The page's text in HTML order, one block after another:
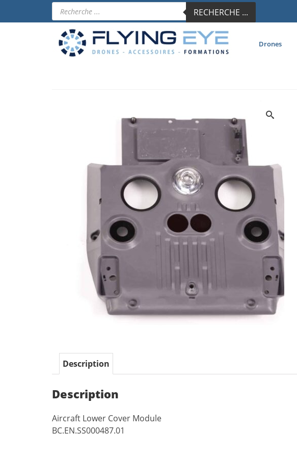
Recherche
de
produits
RECHERCHE ...
Drones
Description
Description
Aircraft Lower Cover Module
BC.EN.SS000487.01